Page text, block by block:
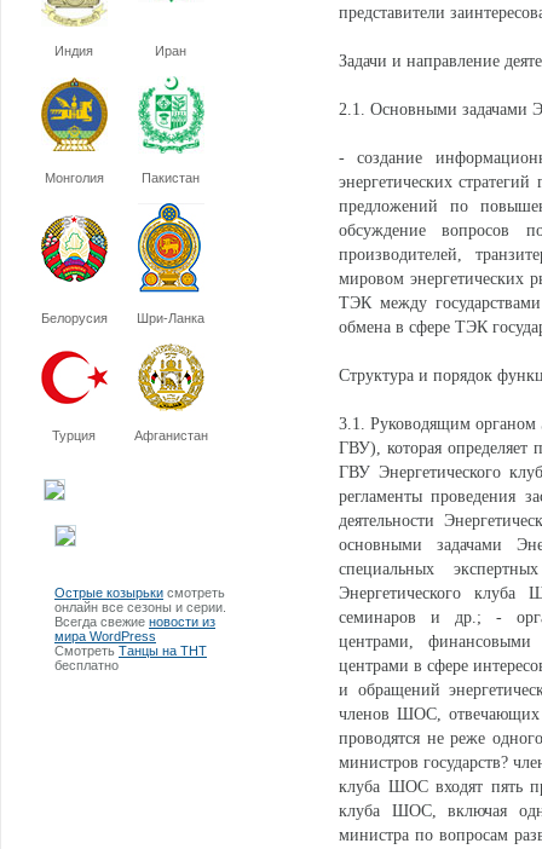
Индия Иран
Монголия Пакистан
Белорусия Шри-Ланка
Турция Афганистан
Острые козырьки смотреть
онлайн все сезоны и серии.
Всегда свежие новости из
мира WordPress
Смотреть Танцы на ТНТ
бесплатно
представители
Задачи и направление
2.1. Основными задачами
- создание
энергетических
предложений по
обсуждение вопросов
производителей,
мировом энергетических
ТЭК между
обмена в сфере ТЭК
Структура и порядок
3.1. Руководящим органом
ГВУ), которая определяет
ГВУ Энергетического
регламенты проведения
деятельности
основными задачами
специальных
Энергетического
семинаров и др.; -
центрами, финансовыми
центрами в сфере
и обращений
членов ШОС, отвечающих
проводятся не реже
министров государств?
клуба ШОС входят пять
клуба ШОС, включая
министра по вопросам